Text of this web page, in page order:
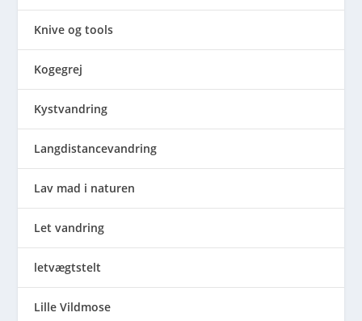
Knive og tools
Kogegrej
Kystvandring
Langdistancevandring
Lav mad i naturen
Let vandring
letvægtstelt
Lille Vildmose